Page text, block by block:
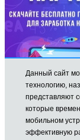
Данный сайт
технологию, называемую cookie. Файлы cookie
представляют
которые временно сохраняются на вашем
мобильном
эффективную работу сайта.